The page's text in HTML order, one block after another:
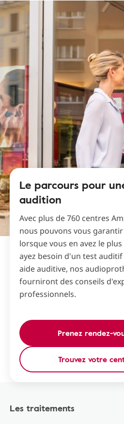
Le parcours pour
audition
Avec plus de 760 centres
nous pouvons vous
lorsque vous en avez le
ayez besoin d'un test
aide auditive, nos
fourniront des conseils
professionnels.
Prenez rendez-
Trouvez votre
Les traitements